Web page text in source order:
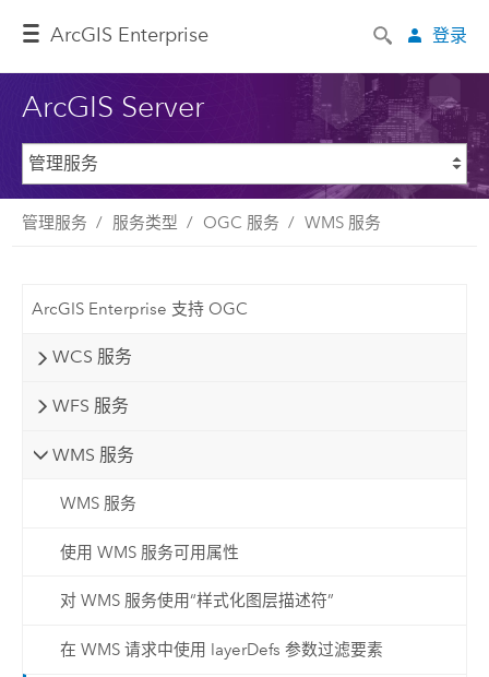
ArcGIS Enterprise 登录
ArcGIS Server
管理服务 服务类型 OGC 服务 WMS 服务
ArcGIS Enterprise 支持 OGC
WCS 服务
WFS 服务
WMS 服务
WMS 服务
使用 WMS 服务可用属性
对 WMS 服务使用“样式化图层描述符”
在 WMS 请求中使用 layerDefs 参数过滤要素